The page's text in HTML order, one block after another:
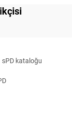
sPD kataloğu